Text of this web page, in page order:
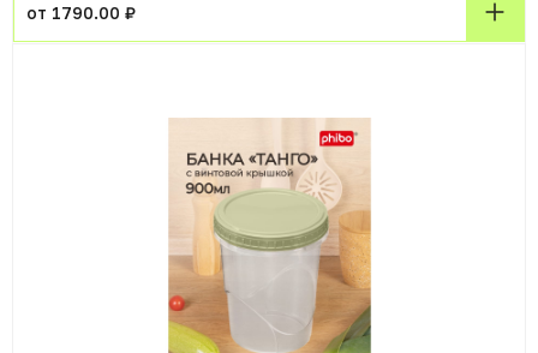
от 1790.00 ₽